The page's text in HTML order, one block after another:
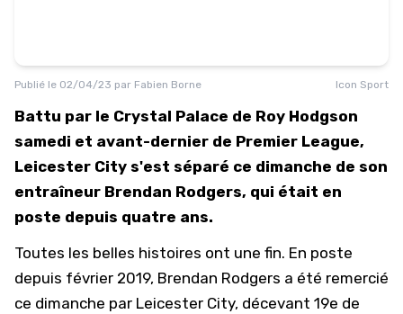
Publié le 02/04/23 par Fabien Borne Icon Sport
Battu par le Crystal Palace de Roy Hodgson
samedi et avant-dernier de Premier League,
Leicester City s'est séparé ce dimanche de son
entraîneur Brendan Rodgers, qui était en
poste depuis quatre ans.
Toutes les belles histoires ont une fin. En poste
depuis février 2019, Brendan Rodgers a été remercié
ce dimanche par Leicester City, décevant 19e de